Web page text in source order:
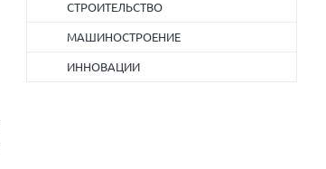
СТРОИТЕЛЬСТВО
МАШИНОСТРОЕНИЕ
ИННОВАЦИИ